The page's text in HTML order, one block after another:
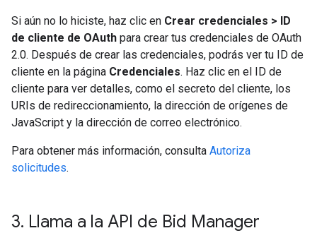
Si aún no lo hiciste, haz clic en Crear credenciales > ID
de cliente de OAuth para crear tus credenciales de OAuth
2.0. Después de crear las credenciales, podrás ver tu ID de
cliente en la página Credenciales. Haz clic en el ID de
cliente para ver detalles, como el secreto del cliente, los
URIs de redireccionamiento, la dirección de orígenes de
JavaScript y la dirección de correo electrónico.
Para obtener más información, consulta Autoriza
solicitudes.
3. Llama a la API de Bid Manager